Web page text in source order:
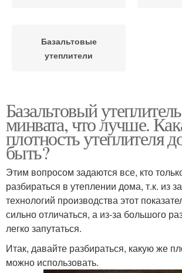
Базальтовые
утеплители
Базальтовый
минвата, что лучше.
плотность утеплителя
быть?
Этим вопросом задаются все, кто
разбираться в утеплении дома, т.к. из
технологий производства этот
сильно отличаться, а из-за большого
легко запутаться.
Итак, давайте разбираться, какую же
можно использовать.